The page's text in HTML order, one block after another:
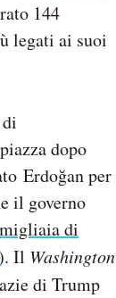
144
legati ai suoi
dopo
Erdoğan per
il governo
migliaia di
Il Washington
di Trump